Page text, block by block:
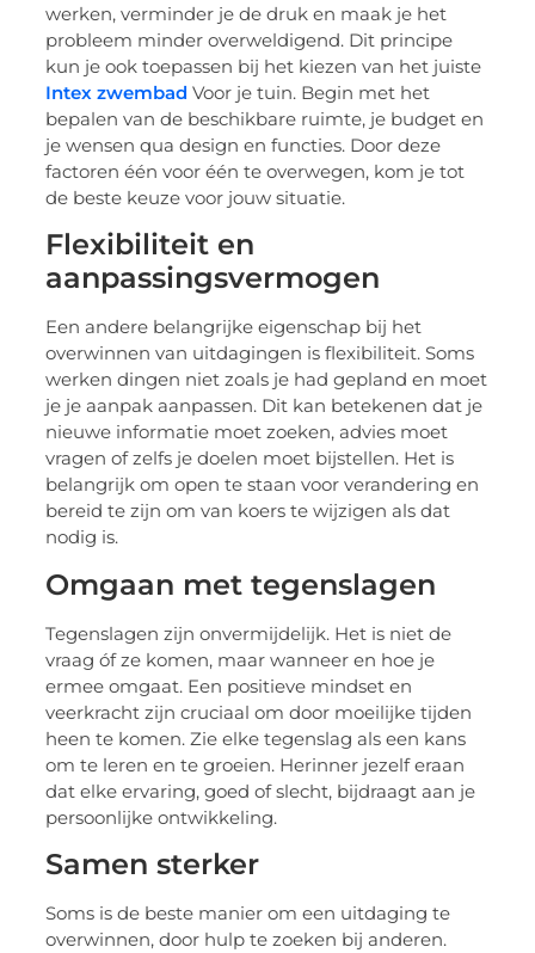
werken, verminder je de druk en maak je het
probleem minder overweldigend. Dit principe
kun je ook toepassen bij het kiezen van het juiste
Intex zwembad Voor je tuin. Begin met het
bepalen van de beschikbare ruimte, je budget en
je wensen qua design en functies. Door deze
factoren één voor één te overwegen, kom je tot
de beste keuze voor jouw situatie.
Flexibiliteit en
aanpassingsvermogen
Een andere belangrijke eigenschap bij het
overwinnen van uitdagingen is flexibiliteit. Soms
werken dingen niet zoals je had gepland en moet
je je aanpak aanpassen. Dit kan betekenen dat je
nieuwe informatie moet zoeken, advies moet
vragen of zelfs je doelen moet bijstellen. Het is
belangrijk om open te staan voor verandering en
bereid te zijn om van koers te wijzigen als dat
nodig is.
Omgaan met tegenslagen
Tegenslagen zijn onvermijdelijk. Het is niet de
vraag óf ze komen, maar wanneer en hoe je
ermee omgaat. Een positieve mindset en
veerkracht zijn cruciaal om door moeilijke tijden
heen te komen. Zie elke tegenslag als een kans
om te leren en te groeien. Herinner jezelf eraan
dat elke ervaring, goed of slecht, bijdraagt aan je
persoonlijke ontwikkeling.
Samen sterker
Soms is de beste manier om een uitdaging te
overwinnen, door hulp te zoeken bij anderen.